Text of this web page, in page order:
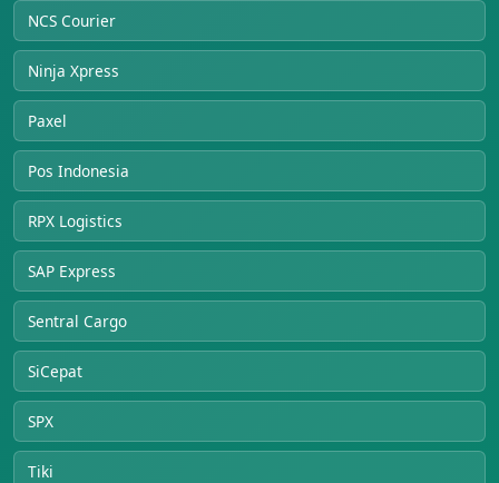
NCS Courier
Ninja Xpress
Paxel
Pos Indonesia
RPX Logistics
SAP Express
Sentral Cargo
SiCepat
SPX
Tiki